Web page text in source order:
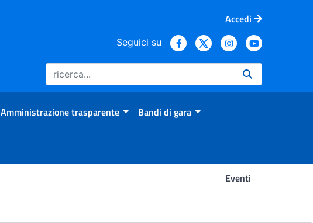
Accedi
Seguici su
Amministrazione trasparente Bandi di gara
Eventi